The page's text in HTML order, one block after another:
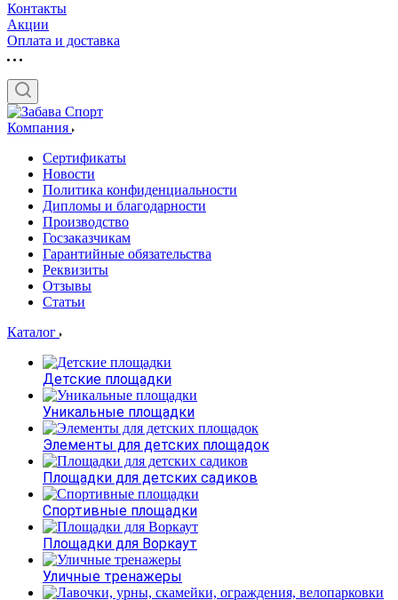
Контакты
Акции
Оплата и доставка
Компания
Сертификаты
Новости
Политика конфиденциальности
Дипломы и благодарности
Производство
Госзаказчикам
Гарантийные обязательства
Реквизиты
Отзывы
Статьи
Каталог
Детские площадки
Уникальные площадки
Элементы для детских площадок
Площадки для детских садиков
Спортивные площадки
Площадки для Воркаут
Уличные тренажеры